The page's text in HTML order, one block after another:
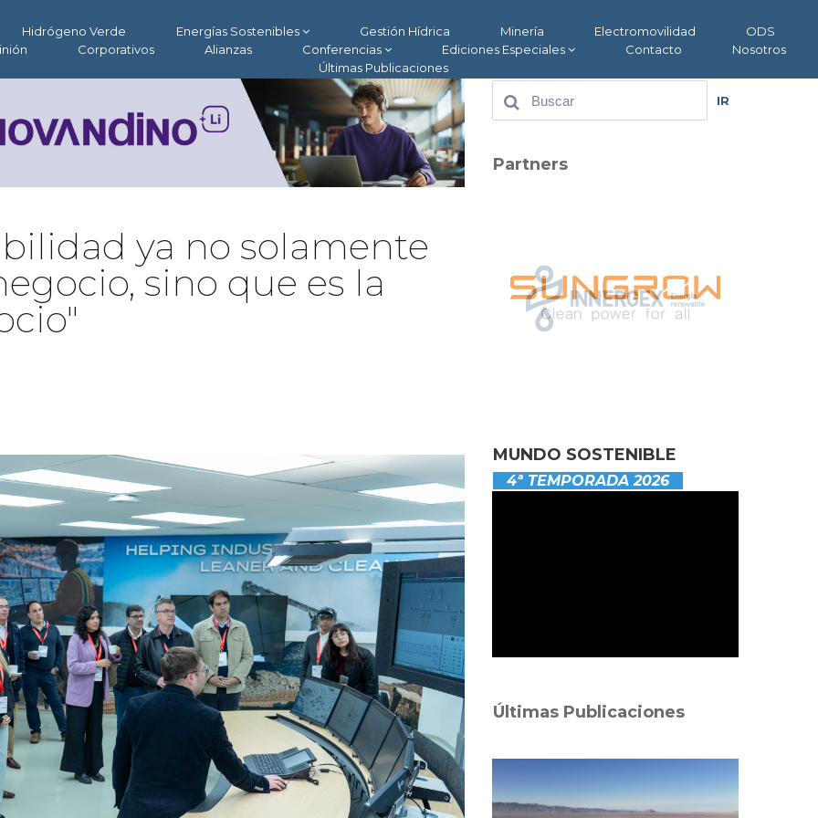
Hidrógeno Verde Energías Sostenibles Gestión Hídrica Minería Electromovilidad
ODS
Corporativos Alianzas Conferencias Ediciones Especiales Contacto
Nosotros
Últimas Publicaciones
ya no solamente
sino que es la
IR
Partners
MUNDO SOSTENIBLE
4ª TEMPORADA 2026
Últimas Publicaciones